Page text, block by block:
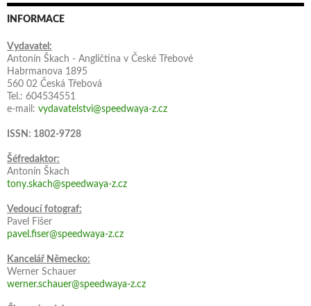
INFORMACE
Vydavatel:
Antonín Škach - Angličtina v České Třebové
Habrmanova 1895
560 02 Česká Třebová
Tel.: 604534551
e-mail: vydavatelstvi@speedwaya-z.cz
ISSN: 1802-9728
Šéfredaktor:
Antonín Škach
tony.skach@speedwaya-z.cz
Vedoucí fotograf:
Pavel Fišer
pavel.fiser@speedwaya-z.cz
Kancelář Německo:
Werner Schauer
werner.schauer@speedwaya-z.cz